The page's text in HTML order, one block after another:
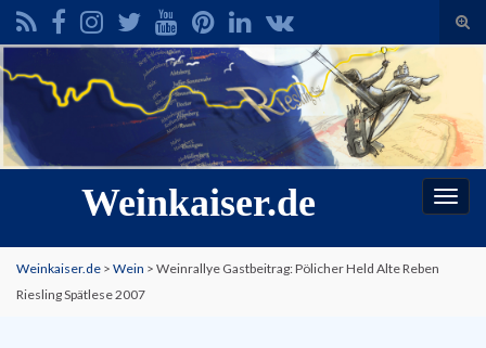
Search for:
Weinkaiser.de
Weinkaiser.de > Wein > Weinrallye Gastbeitrag: Pölicher Held Alte Reben
Riesling Spätlese 2007